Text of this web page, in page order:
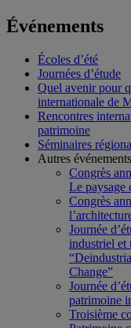
Événements
Écoles d’été
Journées d’étude
Quel avenir pour
internationale de
Rencontres
patrimoine
Séminaires
Autres événements
Congrès
Le paysage
Congrès
Journée
industriel et
Change”
Journée
patrimoine
Troisième